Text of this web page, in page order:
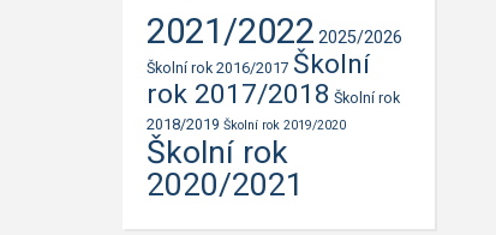
2021/2022 2025/2026
Školní rok 2016/2017 Školní
rok 2017/2018 Školní rok
2018/2019 Školní rok 2019/2020
Školní rok
2020/2021